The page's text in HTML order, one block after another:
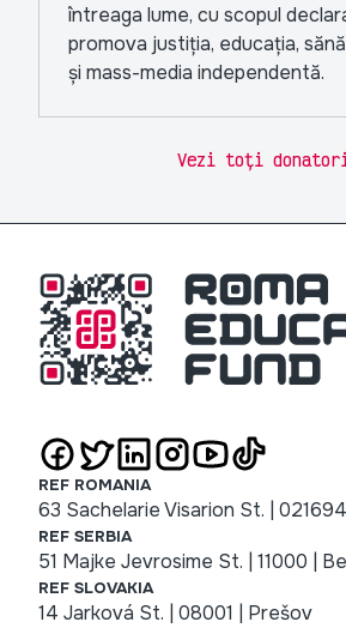
întreaga lume, cu scopul
promova justiția, educația,
și mass-media independentă.
Vezi toți
REF ROMANIA
63 Sachelarie Visarion St. |
REF SERBIA
51 Majke Jevrosime St. | 11000 |
REF SLOVAKIA
14 Jarková St. | 08001 | Prešov